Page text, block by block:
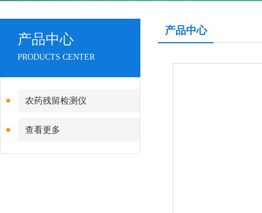
产品中心
PRODUCTS CENTER
农药残留检测仪
查看更多
产品中心